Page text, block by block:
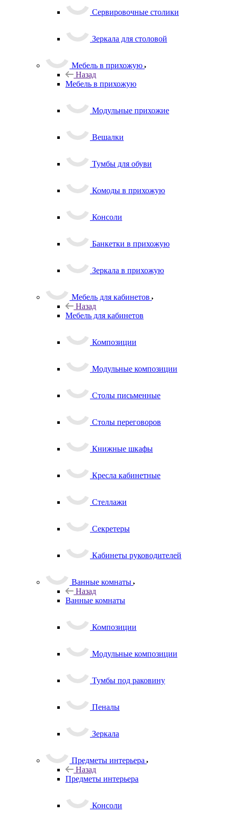
Сервировочные столики
Зеркала для столовой
Мебель в прихожую
Назад
Мебель в прихожую
Модульные прихожие
Вешалки
Тумбы для обуви
Комоды в прихожую
Консоли
Банкетки в прихожую
Зеркала в прихожую
Мебель для кабинетов
Назад
Мебель для кабинетов
Композиции
Модульные композиции
Столы письменные
Столы переговоров
Книжные шкафы
Кресла кабинетные
Стеллажи
Секретеры
Кабинеты руководителей
Ванные комнаты
Назад
Ванные комнаты
Композиции
Модульные композиции
Тумбы под раковину
Пеналы
Зеркала
Предметы интерьера
Назад
Предметы интерьера
Консоли